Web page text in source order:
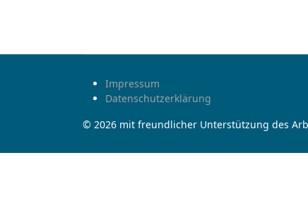
Impressum
Datenschutzerklärung
© 2026 mit freundlicher Unterstützung des